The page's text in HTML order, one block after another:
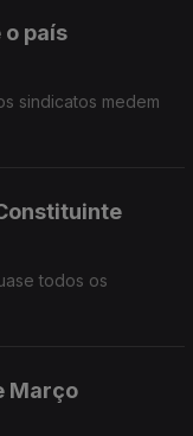
o país
sindicatos medem
todos os
Março